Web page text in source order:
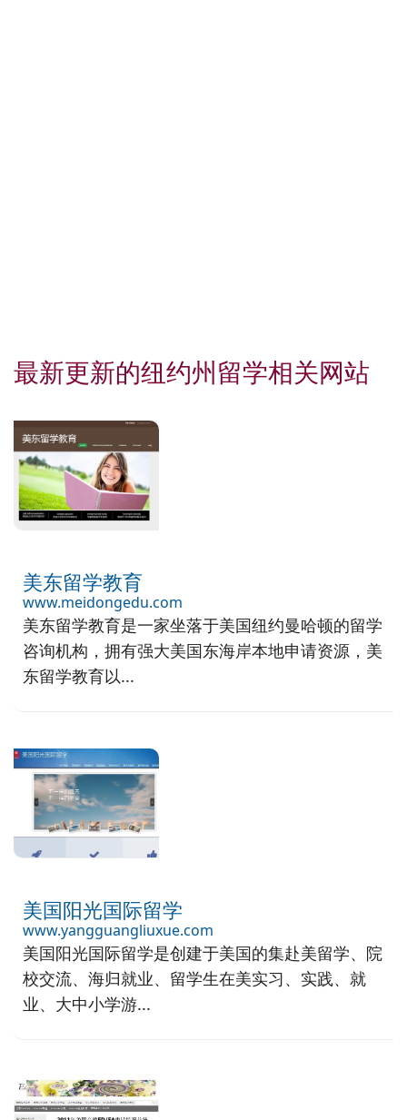
最新更新的纽约州留学相关网站
美东留学教育
www.meidongedu.com
美东留学教育是一家坐落于美国纽约曼哈顿的留学
咨询机构，拥有强大美国东海岸本地申请资源，美
东留学教育以...
美国阳光国际留学
www.yangguangliuxue.com
美国阳光国际留学是创建于美国的集赴美留学、院
校交流、海归就业、留学生在美实习、实践、就
业、大中小学游...